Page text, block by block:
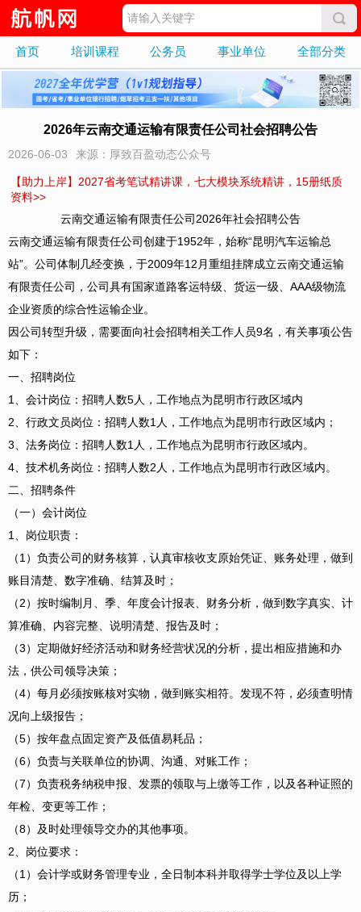
首页 培训课程 公务员 事业单位 全部分类
2026年云南交通运输有限责任公司社会招聘公告
2026-06-03 来源：厚致百盈动态公众号
【助力上岸】2027省考笔试精讲课，七大模块系统精讲，15册纸质
资料>>
云南交通运输有限责任公司2026年社会招聘公告
云南交通运输有限责任公司创建于1952年，始称“昆明汽车运输总
站”。公司体制几经变换，于2009年12月重组挂牌成立云南交通运输
有限责任公司，公司具有国家道路客运特级、货运一级、AAA级物流
企业资质的综合性运输企业。
因公司转型升级，需要面向社会招聘相关工作人员9名，有关事项公告
如下：
一、招聘岗位
1、会计岗位：招聘人数5人，工作地点为昆明市行政区域内
2、行政文员岗位：招聘人数1人，工作地点为昆明市行政区域内；
3、法务岗位：招聘人数1人，工作地点为昆明市行政区域内。
4、技术机务岗位：招聘人数2人，工作地点为昆明市行政区域内。
二、招聘条件
（一）会计岗位
1、岗位职责：
（1）负责公司的财务核算，认真审核收支原始凭证、账务处理，做到
账目清楚、数字准确、结算及时；
（2）按时编制月、季、年度会计报表、财务分析，做到数字真实、计
算准确、内容完整、说明清楚、报告及时；
（3）定期做好经济活动和财务经营状况的分析，提出相应措施和办
法，供公司领导决策；
（4）每月必须按账核对实物，做到账实相符。发现不符，必须查明情
况向上级报告；
（5）按年盘点固定资产及低值易耗品；
（6）负责与关联单位的协调、沟通、对账工作；
（7）负责税务纳税申报、发票的领取与上缴等工作，以及各种证照的
年检、变更等工作；
（8）及时处理领导交办的其他事项。
2、岗位要求：
（1）会计学或财务管理专业，全日制本科并取得学士学位及以上学
历；